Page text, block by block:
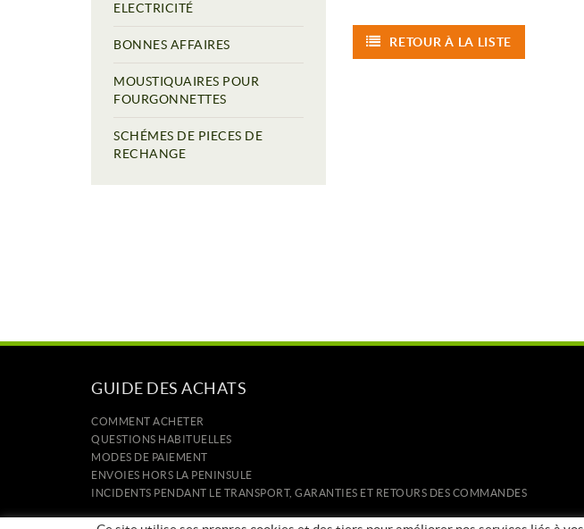
ELECTRICITÉ
BONNES AFFAIRES
MOUSTIQUAIRES POUR
FOURGONNETTES
SCHÉMES DE PIECES DE
RECHANGE
RETOUR À LA LISTE
GUIDE DES ACHATS
COMMENT ACHETER
QUESTIONS HABITUELLES
MODES DE PAIEMENT
ENVOIES HORS LA PENINSULE
INCIDENTS PENDANT LE TRANSPORT, GARANTIES ET RETOURS DES COMMANDES
ACCUEIL